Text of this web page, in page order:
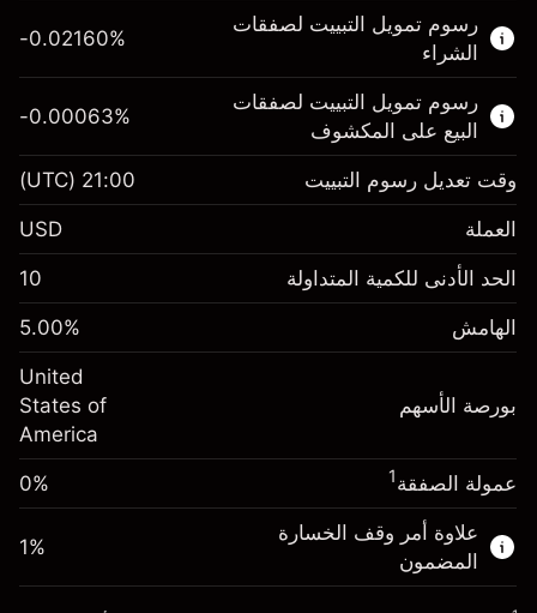
الفروقات.
اعرف المزيد عن:
عقود الفروقات
رسوم تمويل التبييت لصفقات
الشراء
$1,000.00
رسوم التبييت
الرسوم من قيمة الصفقة الكاملة
%
(-$4.32)
حجم الصفقة بالرافعة المالية ~$20,000.00
الأموال من الرافعة المالية ~ دولار
انتقل إلى المنصة
-0.02160%
رسوم تمويل التبييت لصفقات
البيع على المكشوف
الهامش. استثمارك $1,000.00
رسوم التبييت
الرسوم من قيمة الصفقة الكاملة
-0.000626
%
(-$0.13)
حجم الصفقة بالرافعة المالية ~
الأموال من الرافعة المالية ~ دولار
انتقل إلى المنصة
-0.00063%
وقت تعديل رسوم التبييت 21:00
(UTC)
العملة USD
الحد الأدنى للكمية المتداولة 10
الهامش 5.00%
بورصة الأسهم
United
States of
America
عمولة الصفقة1
0%
علاوة أمر وقف الخسارة
المضمون
1%